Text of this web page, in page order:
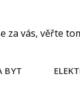
vás, věřte
BYT